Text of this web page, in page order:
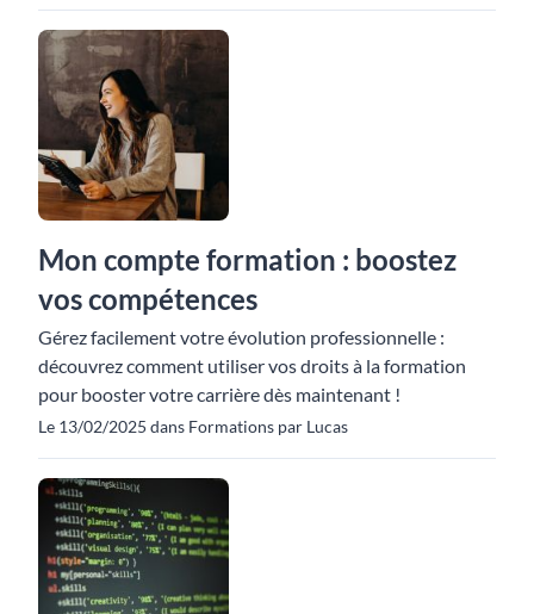
Mon compte formation : boostez
vos compétences
Gérez facilement votre évolution professionnelle :
découvrez comment utiliser vos droits à la formation
pour booster votre carrière dès maintenant !
Le 13/02/2025 dans Formations par Lucas